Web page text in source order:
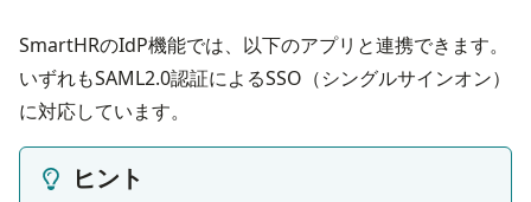
SmartHRのIdP機能では、以下のアプリと連携できます。
いずれもSAML2.0認証によるSSO（シングルサインオン）
に対応しています。
ヒント